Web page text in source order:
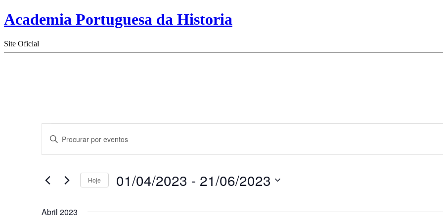
Academia Portuguesa da Historia
Site Oficial
de
pesquisa
visualização
Eventos
Digite
por
Eventos
chave.
Hoje 01/04/2023 - 21/06/2023
data.
Abril 2023